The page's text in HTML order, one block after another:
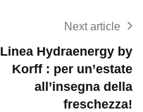
Next article
Linea Hydraenergy by
Korff : per un’estate
all’insegna della
freschezza!